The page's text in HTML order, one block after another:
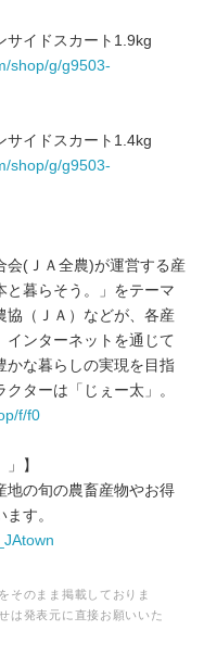
イドスカート1.9kg
shop/g/g9503-
イドスカート1.4kg
shop/g/g9503-
(ＪＡ全農)が運営する産
と暮らそう。」をテーマ
協（ＪＡ）などが、各産
インターネットを通じて
かな暮らしの実現を目指
ターは「じぇー太」。
f/f0
】
の旬の農畜産物やお得
す。
そのまま掲載しておりま
は発表元に直接お願いいた